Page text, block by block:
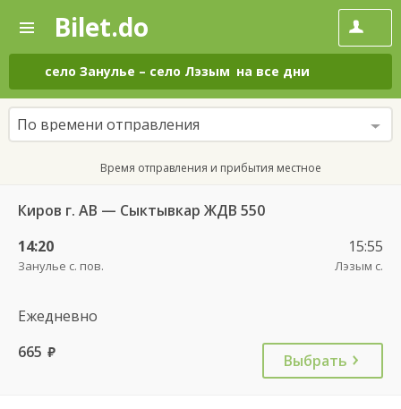
—
Поиск
и
покупка
билетов
на
автобус
онлайн
Bilet.do
село Занулье – село Лэзым на все дни
По времени отправления
Время отправления и прибытия местное
Киров г. АВ — Сыктывкар ЖДВ 550
14:20
Занулье с. пов.
15:55
Лэзым с.
Ежедневно
665 руб. Выбрать